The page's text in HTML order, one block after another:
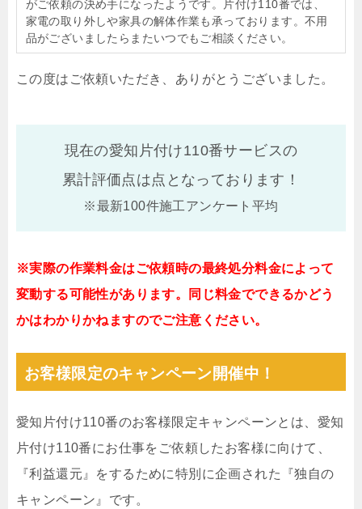
がご依頼の決め手になったようです。片付け110番では、
家電の取り外しや家具の解体作業も承っております。不用
品がございましたらまたいつでもご相談ください。
この度はご依頼いただき、ありがとうございました。
現在の愛知片付け110番サービスの
累計評価点は点となっております！
※最新100件施工アンケート平均
※実際の作業料金はご依頼時の最終処分料金によって
変動する可能性があります。同じ料金でできるかどう
かはわかりかねますのでご注意ください。
お客様限定のキャンペーン開催中！
愛知片付け110番のお客様限定キャンペーンとは、愛知
片付け110番にお仕事をご依頼したお客様に向けて、
『利益還元』をするために特別に企画された『独自の
キャンペーン』です。